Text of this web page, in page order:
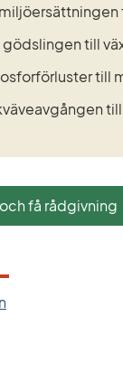
gödslingen till
till
få rådgivning